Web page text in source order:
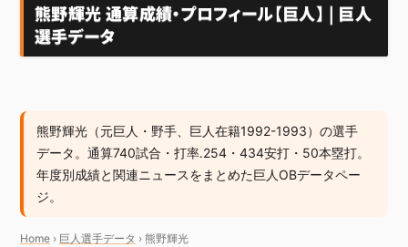
熊野輝光 通算成績・プロフィール【巨人】 | 巨人
選手データ
熊野輝光（元巨人・野手、巨人在籍1992-1993）の選手
データ。通算740試合・打率.254・434安打・50本塁打。
年度別成績と関連ニュースをまとめた巨人OBデータペー
ジ。
Home › 巨人選手データ › 熊野輝光